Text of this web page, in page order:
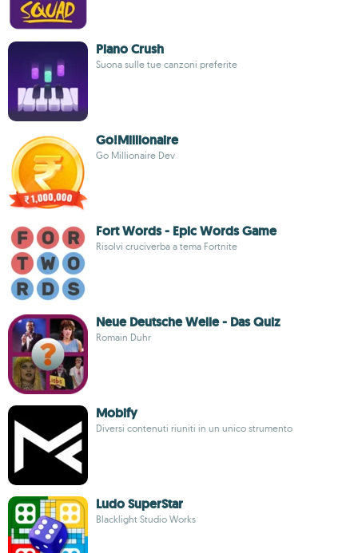
Piano Crush
Suona sulle tue canzoni preferite
Go!Millionaire
Go Millionaire Dev
Fort Words - Epic Words Game
Risolvi cruciverba a tema Fortnite
Neue Deutsche Welle - Das Quiz
Romain Duhr
Mobify
Diversi contenuti riuniti in un unico strumento
Ludo SuperStar
Blacklight Studio Works